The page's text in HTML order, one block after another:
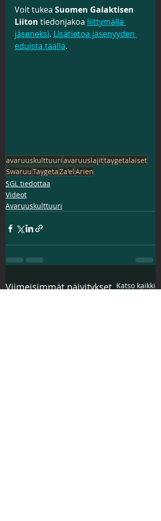
Voit tukea Suomen Galaktisen
Liiton tiedonjakoa liittymällä
jäseneksi. Lisätietoa jäsenyyden
eduista täällä.
avaruuskulttuuriavaruuslajittaygetalaiset
SwaruuTaygetaZa'elArien
SGL tiedottaa
Videot
Avaruuskulttuuri
Viimeisimmät päivitykset Katso kaikki